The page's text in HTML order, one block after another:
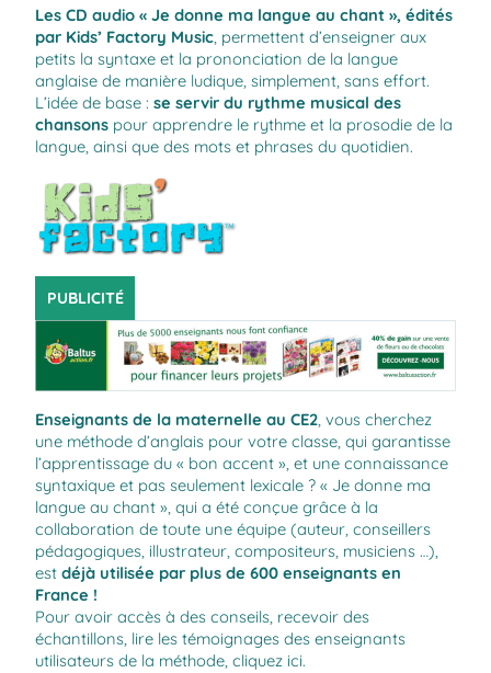
Les CD audio « Je donne ma langue au chant », édités
par Kids’ Factory Music, permettent d’enseigner aux
petits la syntaxe et la prononciation de la langue
anglaise de manière ludique, simplement, sans effort.
L’idée de base : se servir du rythme musical des
chansons pour apprendre le rythme et la prosodie de la
langue, ainsi que des mots et phrases du quotidien.
PUBLICITÉ
Enseignants de la maternelle au CE2, vous cherchez
une méthode d’anglais pour votre classe, qui garantisse
l’apprentissage du « bon accent », et une connaissance
syntaxique et pas seulement lexicale ? « Je donne ma
langue au chant », qui a été conçue grâce à la
collaboration de toute une équipe (auteur, conseillers
pédagogiques, illustrateur, compositeurs, musiciens …),
est déjà utilisée par plus de 600 enseignants en
France !
Pour avoir accès à des conseils, recevoir des
échantillons, lire les témoignages des enseignants
utilisateurs de la méthode, cliquez ici.